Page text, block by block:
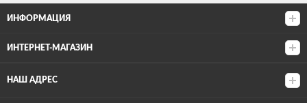
ИНФОРМАЦИЯ
ИНТЕРНЕТ-МАГАЗИН
НАШ АДРЕС